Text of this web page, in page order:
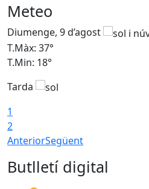
Meteo
Diumenge, 9 d’agost
T.Màx: 37°
T.Min: 18°
Tarda
1
2
AnteriorSegüent
Butlletí digital